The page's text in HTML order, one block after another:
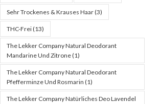
Sehr Trockenes & Krauses Haar(3)
THC-Frei(13)
The Lekker Company Natural Deodorant
Mandarine Und Zitrone(1)
The Lekker Company Natural Deodorant
Pfefferminze Und Rosmarin (1)
The Lekker Company Natürliches Deo Lavendel